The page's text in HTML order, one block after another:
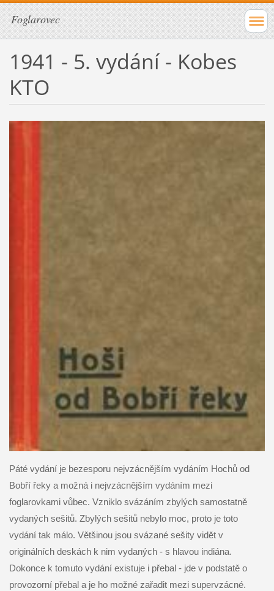
Foglarovec
1941 - 5. vydání - Kobes
KTO
Páté vydání je bezesporu nejvzácnějším vydáním Hochů od
Bobří řeky a možná i nejvzácnějším vydáním mezi
foglarovkami vůbec. Vzniklo svázáním zbylých samostatně
vydaných sešitů. Zbylých sešitů nebylo moc, proto je toto
vydání tak málo. Většinou jsou svázané sešity vidět v
originálních deskách k nim vydaných - s hlavou indiána.
Dokonce k tomuto vydání existuje i přebal - jde v podstatě o
provozorní přebal a je ho možné zařadit mezi supervzácné.